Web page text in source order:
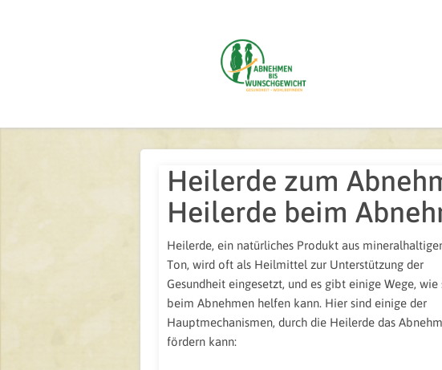
Heilerde zum
Heilerde beim
Heilerde, ein natürliches Produkt aus
Ton, wird oft als Heilmittel zur Unterstützung der
Gesundheit eingesetzt, und es gibt einige Wege, wie
beim Abnehmen helfen kann. Hier sind einige der
Hauptmechanismen, durch die Heilerde das
fördern kann: